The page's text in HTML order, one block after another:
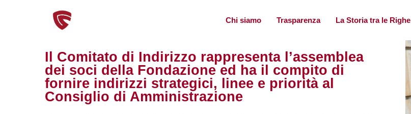
Chi siamo Trasparenza La Storia tra le Righe
Il Comitato di Indirizzo rappresenta l’assemblea
dei soci della Fondazione ed ha il compito di
fornire indirizzi strategici, linee e priorità al
Consiglio di Amministrazione